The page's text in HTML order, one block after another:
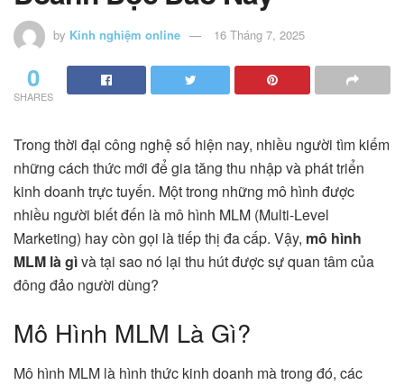
by Kinh nghiệm online 16 Tháng 7, 2025
0
SHARES
Trong thời đại công nghệ số hiện nay, nhiều người tìm kiếm
những cách thức mới để gia tăng thu nhập và phát triển
kinh doanh trực tuyến. Một trong những mô hình được
nhiều người biết đến là mô hình MLM (Multi-Level
Marketing) hay còn gọi là tiếp thị đa cấp. Vậy, mô hình
MLM là gìvà tại sao nó lại thu hút được sự quan tâm của
đông đảo người dùng?
Mô Hình MLM Là Gì?
Mô hình MLM là hình thức kinh doanh mà trong đó, các